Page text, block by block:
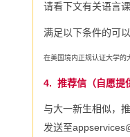
请看下文有关语言课
满足以下条件的可
在美国境内正规认证大学的
4. 推荐信（自愿提
与大一新生相似，
发送至